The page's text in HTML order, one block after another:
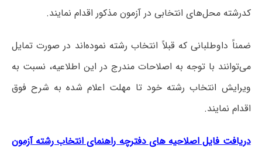
کدرشته محل‌های انتخابی در آزمون مذکور اقدام نمایند.
ضمناً داوطلبانی که قبلاً انتخاب رشته نموده‌اند در صورت تمایل
می‌توانند با توجه به اصلاحات مندرج در این اطلاعیه، نسبت به
ویرایش انتخاب رشته خود تا مهلت اعلام شده به شرح فوق
اقدام نمایند.
دریافت فایل اصلاحیه های دفترچه راهنمای انتخاب رشته آزمون